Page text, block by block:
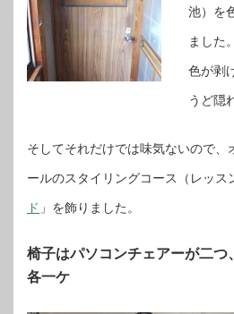
池）を
ました。
色が剥
うど隠
そしてそれだけでは味気ないので、
ールのスタイリングコース（レッス
ド 」を飾りました。
椅子はパソコンチェアーが二つ
各一ケ